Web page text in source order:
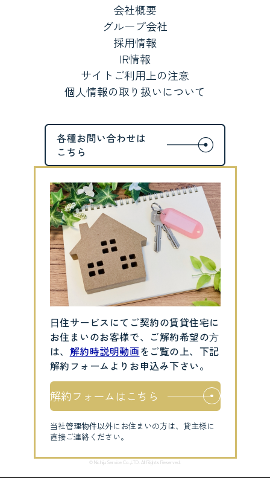
会社概要
グループ会社
採用情報
IR情報
サイトご利用上の注意
個人情報の取り扱いについて
⽇住サービスにてご契約の賃貸住宅に
お住まいのお客様で、ご解約希望の⽅
は、 解約時説明動画をご覧の上、下記
解約フォームよりお申込み下さい。
解約フォームはこちら
当社管理物件以外にお住まいの方は、貸主様に
直接ご連絡ください。
© Nichiju Service Co.,LTD. All Rights Reserved.